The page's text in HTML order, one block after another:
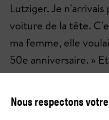
Lutziger. Je
voiture de la tête.
ma femme, elle
50e anniversaire. »
exaucé le souhait de
cependant fait une
de moi, où on me
Nous respectons